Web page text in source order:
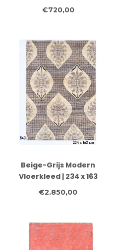
122x79 cm | Wol
€720,00
Beige-Grijs Modern
Vloerkleed | 234 x 163
cm
€2.850,00